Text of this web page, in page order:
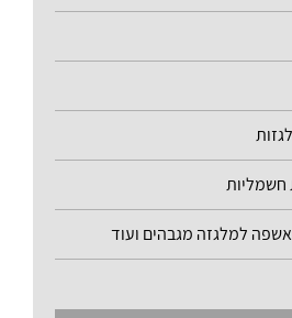
חשמליות
אשפה למלגזה מגבהים ועוד